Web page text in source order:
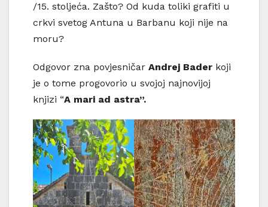
/15. stoljeća. Zašto? Od kuda toliki grafiti u
crkvi svetog Antuna u Barbanu koji nije na
moru?
Odgovor zna povjesničar Andrej Bader koji
je o tome progovorio u svojoj najnovijoj
knjizi “A mari ad astra”.